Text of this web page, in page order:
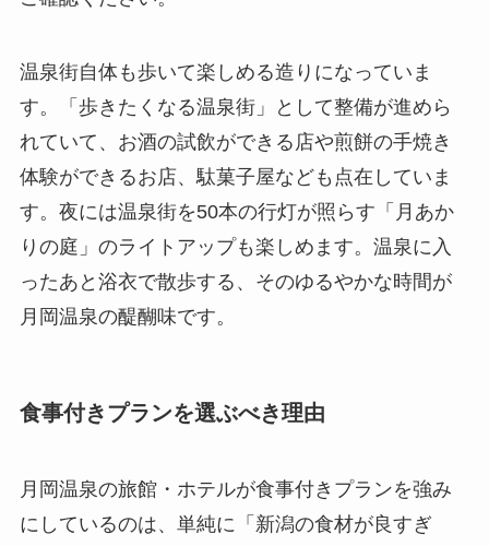
温泉街自体も歩いて楽しめる造りになっていま
す。「歩きたくなる温泉街」として整備が進めら
れていて、お酒の試飲ができる店や煎餅の手焼き
体験ができるお店、駄菓子屋なども点在していま
す。夜には温泉街を50本の行灯が照らす「月あか
りの庭」のライトアップも楽しめます。温泉に入
ったあと浴衣で散歩する、そのゆるやかな時間が
月岡温泉の醍醐味です。
食事付きプランを選ぶべき理由
月岡温泉の旅館・ホテルが食事付きプランを強み
にしているのは、単純に「新潟の食材が良すぎ